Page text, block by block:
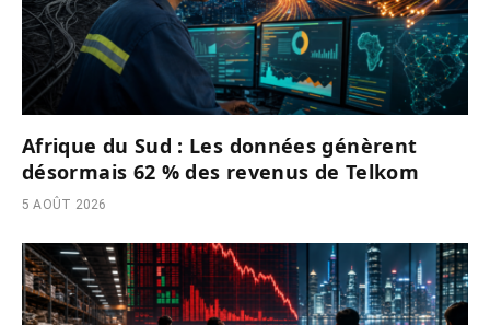
Afrique du Sud : Les données génèrent
désormais 62 % des revenus de Telkom
5 AOÛT 2026